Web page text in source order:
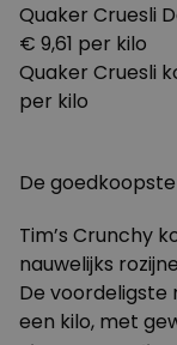
Quaker Cruesli
€ 9,61 per kilo
Quaker Cruesli
per kilo
De
Tim’s Crunchy
nauwelijks
De voordeligste
een kilo, met